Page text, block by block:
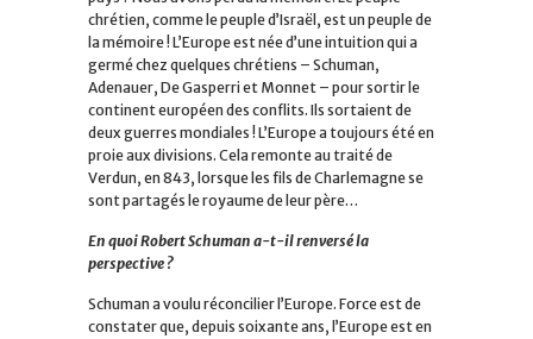
chrétien, comme le peuple d’Israël, est un peuple de
la mémoire ! L’Europe est née d’une intuition qui a
germé chez quelques chrétiens – Schuman,
Adenauer, De Gasperri et Monnet – pour sortir le
continent européen des conflits. Ils sortaient de
deux guerres mondiales ! L’Europe a toujours été en
proie aux divisions. Cela remonte au traité de
Verdun, en 843, lorsque les fils de Charlemagne se
sont partagés le royaume de leur père…
En quoi Robert Schuman a-t-il renversé la
perspective ?
Schuman a voulu réconcilier l’Europe. Force est de
constater que, depuis soixante ans, l’Europe est en